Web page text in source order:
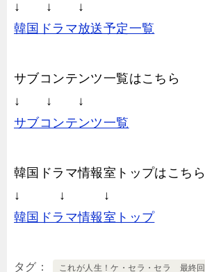
↓ ↓ ↓
韓国ドラマ放送予定一覧
サブコンテンツ一覧はこちら
↓ ↓ ↓
サブコンテンツ一覧
韓国ドラマ情報室トップはこちら
↓ ↓ ↓
韓国ドラマ情報室トップ
タグ これが人生！ケ・セラ・セラ 最終回